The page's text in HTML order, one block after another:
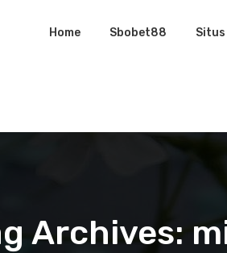
Home Sbobet88
Archives: